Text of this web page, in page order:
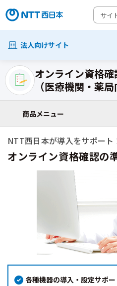
法人向けサイト
オンライン資格
（医療機関・薬局
NTT西日本が導入をサポート
オンライン資格確認の
各種機器の導入・設定サポー
商品メニュー